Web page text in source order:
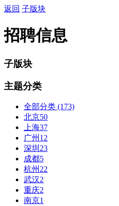
返回 子版块
招聘信息
子版块
主题分类
全部分类 (173)
北京50
上海37
广州 12
深圳 23
成都5
杭州 22
武汉2
重庆2
南京1